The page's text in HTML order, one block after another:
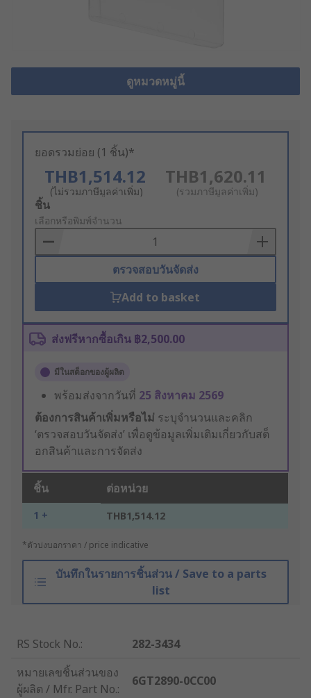
ดูหมวดหมู่นี้
ยอดรวมย่อย (1 ชิ้น)*
THB1,514.12
(ไม่รวมภาษีมูลค่าเพิ่ม)
THB1,620.11
(รวมภาษีมูลค่าเพิ่ม)
Add
to
Basket
ชิ้น
เลือกหรือพิมพ์จำนวน
ตรวจสอบวันจัดส่ง
Add to basket
ส่งฟรีหากซื้อเกิน ฿2,500.00
มีในสต็อกของผู้ผลิต
พร้อมส่งจากวันที่ 25 สิงหาคม 2569
ต้องการสินค้าเพิ่มหรือไม่ ระบุจำนวนและคลิก
‘ตรวจสอบวันจัดส่ง’ เพื่อดูข้อมูลเพิ่มเติมเกี่ยวกับสต็
อกสินค้าและการจัดส่ง
ชิ้น ต่อหน่วย
1 + THB1,514.12
*ตัวบ่งบอกราคา / price indicative
บันทึกในรายการชิ้นส่วน / Save to a parts
list
RS Stock No.:
282-3434
หมายเลขชิ้นส่วนของ
ผู้ผลิต / Mfr. Part No.:
6GT2890-0CC00